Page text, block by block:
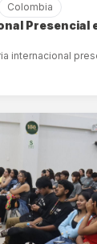
Colombia
Presencial
internacional